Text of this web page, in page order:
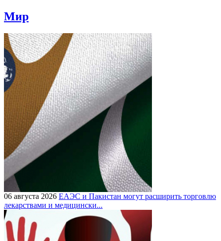
Мир
06 августа 2026 ЕАЭС и Пакистан могут расширить торговлю
лекарствами и медицински...